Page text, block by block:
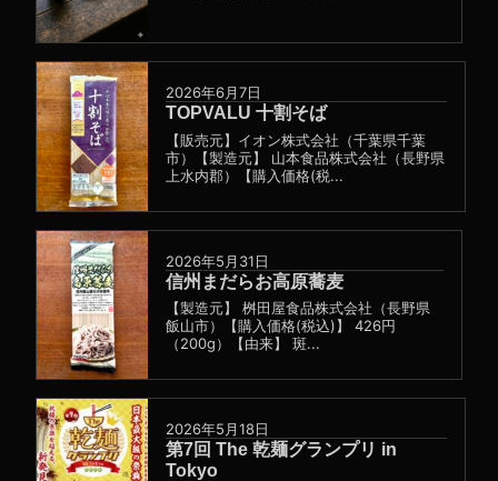
2026年6月7日
TOPVALU 十割そば
【販売元】イオン株式会社（千葉県千葉
市）【製造元】 山本食品株式会社（長野県
上水内郡）【購入価格(税...
2026年5月31日
信州まだらお高原蕎麦
【製造元】 桝田屋食品株式会社（長野県
飯山市）【購入価格(税込)】 426円
（200g）【由来】 斑...
2026年5月18日
第7回 The 乾麺グランプリ in
Tokyo